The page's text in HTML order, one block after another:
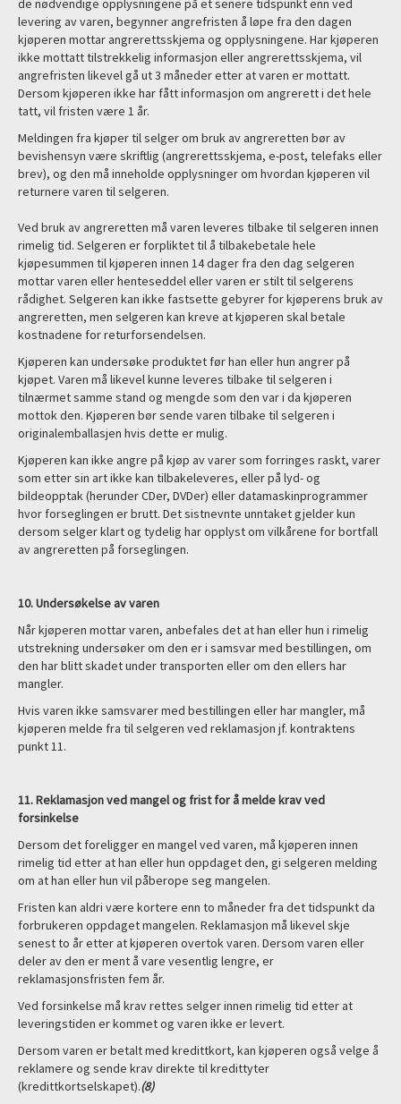
de nødvendige opplysningene på et senere tidspunkt enn ved
levering av varen, begynner angrefristen å løpe fra den dagen
kjøperen mottar angrerettsskjema og opplysningene. Har kjøperen
ikke mottatt tilstrekkelig informasjon eller angrerettsskjema, vil
angrefristen likevel gå ut 3 måneder etter at varen er mottatt.
Dersom kjøperen ikke har fått informasjon om angrerett i det hele
tatt, vil fristen være 1 år.
Meldingen fra kjøper til selger om bruk av angreretten bør av
bevishensyn være skriftlig (angrerettsskjema, e-post, telefaks eller
brev), og den må inneholde opplysninger om hvordan kjøperen vil
returnere varen til selgeren.
Ved bruk av angreretten må varen leveres tilbake til selgeren innen
rimelig tid. Selgeren er forpliktet til å tilbakebetale hele
kjøpesummen til kjøperen innen 14 dager fra den dag selgeren
mottar varen eller henteseddel eller varen er stilt til selgerens
rådighet. Selgeren kan ikke fastsette gebyrer for kjøperens bruk av
angreretten, men selgeren kan kreve at kjøperen skal betale
kostnadene for returforsendelsen.
Kjøperen kan undersøke produktet før han eller hun angrer på
kjøpet. Varen må likevel kunne leveres tilbake til selgeren i
tilnærmet samme stand og mengde som den var i da kjøperen
mottok den. Kjøperen bør sende varen tilbake til selgeren i
originalemballasjen hvis dette er mulig.
Kjøperen kan ikke angre på kjøp av varer som forringes raskt, varer
som etter sin art ikke kan tilbakeleveres, eller på lyd- og
bildeopptak (herunder CDer, DVDer) eller datamaskinprogrammer
hvor forseglingen er brutt. Det sistnevnte unntaket gjelder kun
dersom selger klart og tydelig har opplyst om vilkårene for bortfall
av angreretten på forseglingen.
10. Undersøkelse av varen
Når kjøperen mottar varen, anbefales det at han eller hun i rimelig
utstrekning undersøker om den er i samsvar med bestillingen, om
den har blitt skadet under transporten eller om den ellers har
mangler.
Hvis varen ikke samsvarer med bestillingen eller har mangler, må
kjøperen melde fra til selgeren ved reklamasjon jf. kontraktens
punkt 11.
11. Reklamasjon ved mangel og frist for å melde krav ved
forsinkelse
Dersom det foreligger en mangel ved varen, må kjøperen innen
rimelig tid etter at han eller hun oppdaget den, gi selgeren melding
om at han eller hun vil påberope seg mangelen.
Fristen kan aldri være kortere enn to måneder fra det tidspunkt da
forbrukeren oppdaget mangelen. Reklamasjon må likevel skje
senest to år etter at kjøperen overtok varen. Dersom varen eller
deler av den er ment å vare vesentlig lengre, er
reklamasjonsfristen fem år.
Ved forsinkelse må krav rettes selger innen rimelig tid etter at
leveringstiden er kommet og varen ikke er levert.
Dersom varen er betalt med kredittkort, kan kjøperen også velge å
reklamere og sende krav direkte til kredittyter
(kredittkortselskapet).(8)